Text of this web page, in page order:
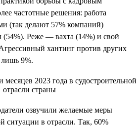
частотные решения: работа
(так делают 57% компаний)
Реже — вахта (14%) и свой
хантинг против других
9%.
озвучили желаемые меры
ситуации в отрасли. Так, 60%